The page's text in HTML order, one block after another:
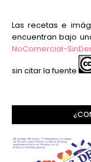
Las recetas e
encuentran bajo
NoComercial-
sin citar la fuente